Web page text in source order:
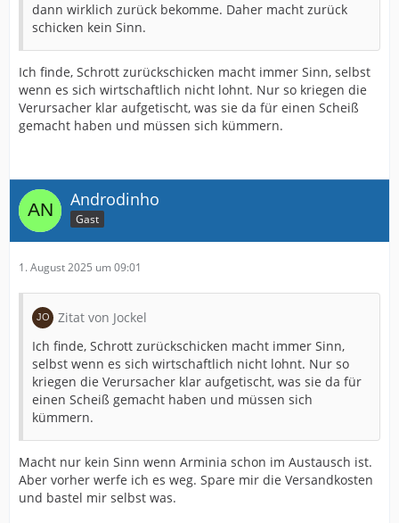
dann wirklich zurück bekomme. Daher macht zurück
schicken kein Sinn.
Ich finde, Schrott zurückschicken macht immer Sinn, selbst
wenn es sich wirtschaftlich nicht lohnt. Nur so kriegen die
Verursacher klar aufgetischt, was sie da für einen Scheiß
gemacht haben und müssen sich kümmern.
Androdinho
Gast
1. August 2025 um 09:01
Zitat von Jockel
Ich finde, Schrott zurückschicken macht immer Sinn,
selbst wenn es sich wirtschaftlich nicht lohnt. Nur so
kriegen die Verursacher klar aufgetischt, was sie da für
einen Scheiß gemacht haben und müssen sich
kümmern.
Macht nur kein Sinn wenn Arminia schon im Austausch ist.
Aber vorher werfe ich es weg. Spare mir die Versandkosten
und bastel mir selbst was.